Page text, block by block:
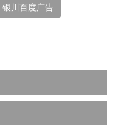
银川百度广告